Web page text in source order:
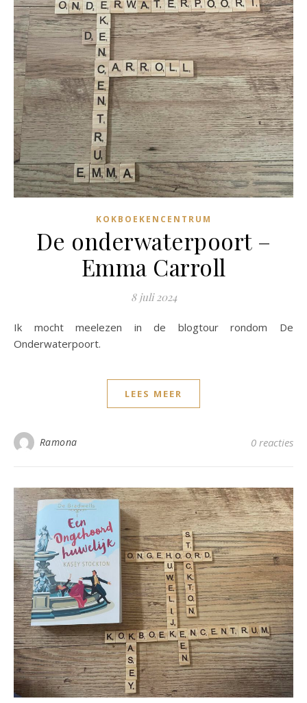
KOKBOEKENCENTRUM
De onderwaterpoort –
Emma Carroll
8 juli 2024
Ik mocht meelezen in de blogtour rondom De
Onderwaterpoort.
LEES MEER
Ramona 0 reacties